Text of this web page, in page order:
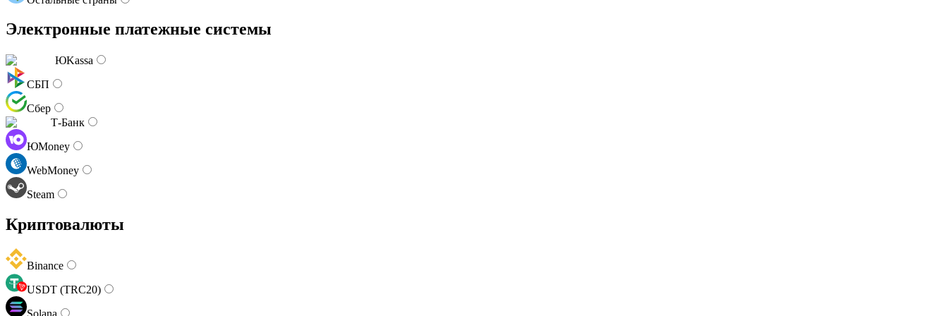
Электронные платежные системы
ЮKassa
СБП
Сбер
Т-Банк
ЮMoney
WebMoney
Steam
Криптовалюты
Binance
USDT (TRC20)